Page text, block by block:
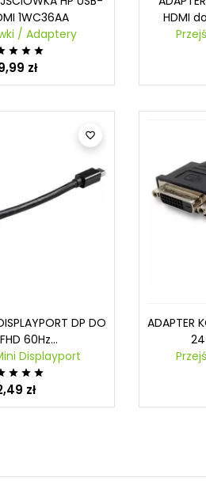
1WC36AA
/ Adaptery
  
zł
HDMI

DP DO
60Hz...
Displayport
  
zł
ADAPTER